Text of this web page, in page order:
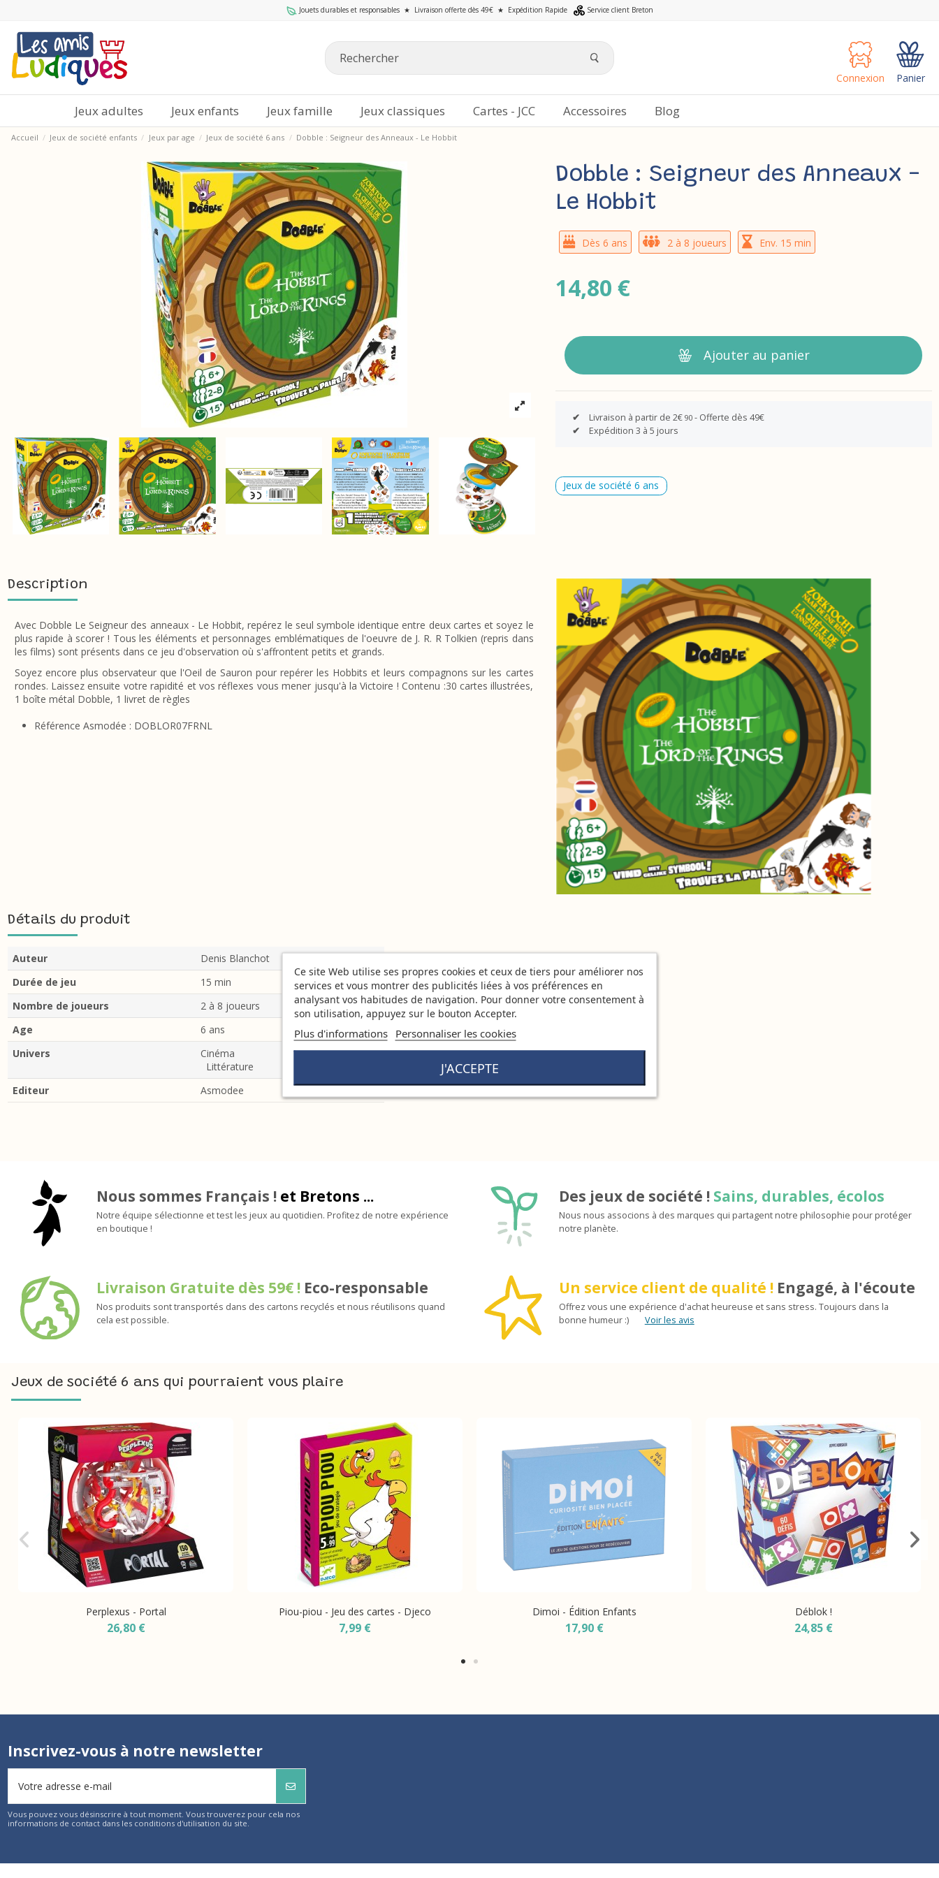
Jouets durables et responsables ★ Livraison offerte dès 49€ ★ Expédition Rapide Service client Breton
Connexion Panier
Jeux adultes Jeux enfants Jeux famille Jeux classiques Cartes - JCC Accessoires Blog
Accueil Jeux de société enfants Jeux par age Jeux de société 6 ans Dobble : Seigneur des Anneaux - Le Hobbit
Dobble : Seigneur des Anneaux -
Le Hobbit
Dès 6 ans 2 à 8 joueurs Env. 15 min
14,80 €
Ajouter au panier
✔ Livraison à partir de 2€ 90- Offerte dès 49€
✔
Expédition 3 à 5 jours
Jeux de société 6 ans
Description
Avec Dobble Le Seigneur des anneaux - Le Hobbit, repérez le seul symbole identique entre deux cartes et soyez le
plus rapide à scorer ! Tous les éléments et personnages emblématiques de l'oeuvre de J. R. R Tolkien (repris dans
les films) sont présents dans ce jeu d'observation où s'affrontent petits et grands.
Soyez encore plus observateur que l'Oeil de Sauron pour repérer les Hobbits et leurs compagnons sur les cartes
rondes. Laissez ensuite votre rapidité et vos réflexes vous mener jusqu'à la Victoire ! Contenu :30 cartes illustrées,
1 boîte métal Dobble, 1 livret de règles
Référence Asmodée : DOBLOR07FRNL
Détails du produit
Auteur
Denis Blanchot
Durée de jeu
15 min
Nombre de joueurs
2 à 8 joueurs
Age
6 ans
Univers
Cinéma
Littérature
Editeur
Asmodee
Nous sommes Français ! et Bretons ...
Notre équipe sélectionne et test les jeux au quotidien. Profitez de notre expérience
en boutique !
Des jeux de société ! Sains, durables, écolos
Nous nous associons à des marques qui partagent notre philosophie pour protéger
notre planète.
Livraison Gratuite dès 59€ ! Eco-responsable
Nos produits sont transportés dans des cartons recyclés et nous réutilisons quand
cela est possible.
Un service client de qualité ! Engagé, à l'écoute
Offrez vous une expérience d'achat heureuse et sans stress. Toujours dans la
bonne humeur :)
Voir les avis
Jeux de société 6 ans qui pourraient vous plaire
Perplexus - Portal
26,80 €
Piou-piou - Jeu des cartes - Djeco
7,99 €
Dimoi - Édition Enfants
17,90 €
Déblok !
24,85 €
Inscrivez-vous à notre newsletter
Vous pouvez vous désinscrire à tout moment. Vous trouverez pour cela nos
informations de contact dans les conditions d'utilisation du site.
Ce site Web utilise ses propres cookies et ceux de tiers pour améliorer nos
services et vous montrer des publicités liées à vos préférences en
analysant vos habitudes de navigation. Pour donner votre consentement à
son utilisation, appuyez sur le bouton Accepter.
Plus d'informations Personnaliser les cookies
J'ACCEPTE